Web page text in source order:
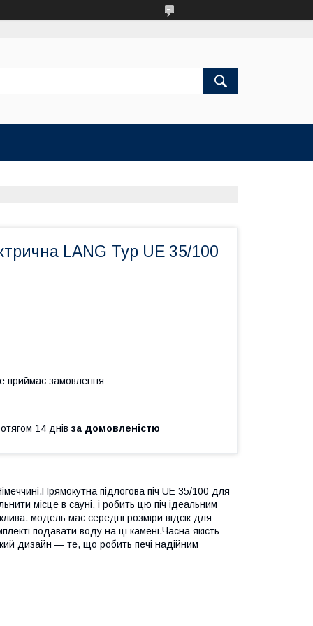
LANG Typ UE 35/100
приймає замовлення
14 днів за домовленістю
підлогова піч UE 35/100 для
місце в сауні, і робить цю піч ідеальним
модель має середні розміри відсік для
подавати воду на ці камені.Часна якість
дизайн — те, що робить печі надійним